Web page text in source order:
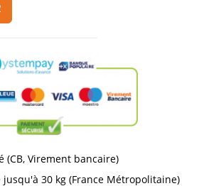
(CB, Virement bancaire)
30 kg (France Métropolitaine)